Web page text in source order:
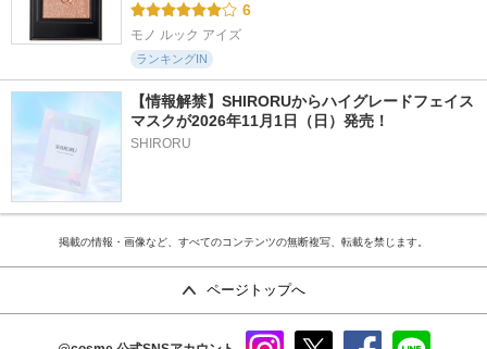
6
モノ ルック アイズ
ランキングIN
【情報解禁】SHIRORUからハイグレードフェイス
マスクが2026年11月1日（日）発売！
SHIRORU
掲載の情報・画像など、すべてのコンテンツの無断複写、転載を禁じます。
ページトップへ